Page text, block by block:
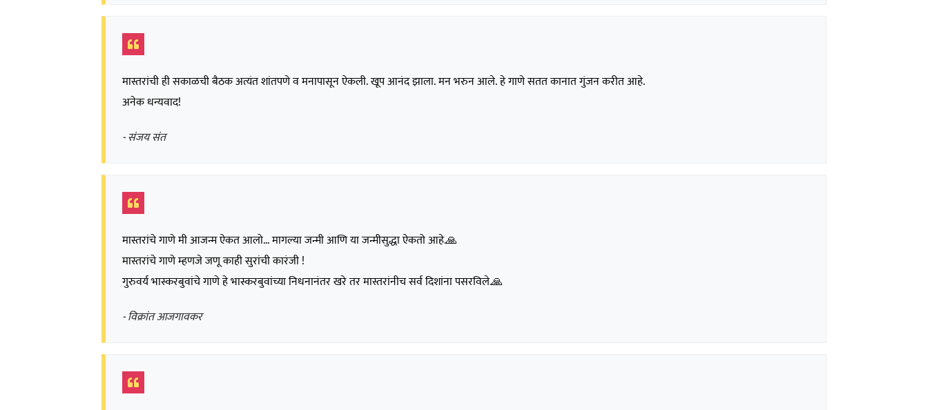
मास्तरांची ही सकाळची बैठक अत्यंत शांतपणे व मनापासून ऐकली. खूप आनंद झाला. मन भरुन आले. हे गाणे सतत कानात गुंजन करीत आहे.
अनेक धन्यवाद!
- संजय संत
मास्तरांचे गाणे मी आजन्म ऐकत आलो... मागल्या जन्मी आणि या जन्मीसुद्धा ऐकतो आहे.🙏
मास्तरांचे गाणे म्हणजे जणू काही सुरांची कारंजी !
गुरुवर्य भास्करबुवांचे गाणे हे भास्करबुवांच्या निधनानंतर खरे तर मास्तरांनीच सर्व दिशांना पसरविले.🙏
- विक्रांत आजगावकर